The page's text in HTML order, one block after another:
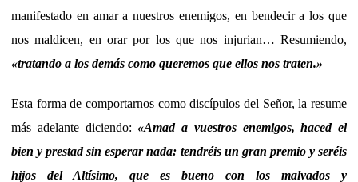
manifestado en amar a nuestros enemigos, en bendecir a los que
nos maldicen, en orar por los que nos injurian… Resumiendo,
«tratando a los demás como queremos que ellos nos traten.»
Esta forma de comportarnos como discípulos del Señor, la resume
más adelante diciendo:«Amad a vuestros enemigos, haced el
bien y prestad sin esperar nada: tendréis un gran premio y seréis
hijos del Altísimo, que es bueno con los malvados y